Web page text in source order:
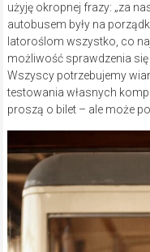
użyję okropnej frazy: „za
autobusem były na
latoroślom wszystko, co
możliwość sprawdzenia
Wszyscy potrzebujemy
testowania własnych
proszą o bilet – ale może